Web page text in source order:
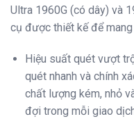
Ultra 1960G (có dây) và
cụ được thiết kế để
Hiệu suất quét vượt
quét nhanh và chính
chất lượng kém, nhỏ
đợi trong mỗi giao